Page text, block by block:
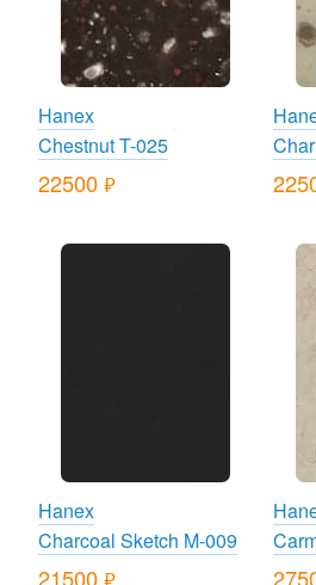
Hanex
Chestnut T-025
22500руб.
Hanex
Charcoal Sketch M-009
21500руб.